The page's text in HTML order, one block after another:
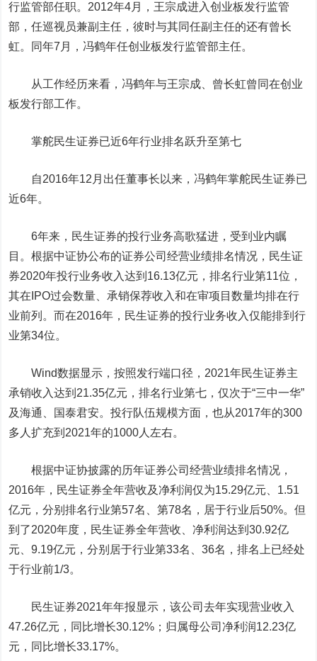
行监管部任职。2012年4月，王宗成进入创业板发行监管
部，任巡视员兼副主任，彼时与其同任副主任的还有曾长
虹。同年7月，冯鹤年任创业板发行监管部主任。
从工作经历来看，冯鹤年与王宗成、曾长虹曾同在创业
板发行部工作。
掌舵民生证券已近6年行业排名跃升至第七
自2016年12月出任董事长以来，冯鹤年掌舵民生证券已
近6年。
6年来，民生证券的投行业务高歌猛进，受到业内瞩
目。根据中证协公布的证券公司经营业绩排名情况，民生证
券2020年投行业务收入达到16.13亿元，排名行业第11位，
其在IPO过会数量、承销保荐收入和在审项目数量均排在行
业前列。而在2016年，民生证券的投行业务收入仅能排到行
业第34位。
Wind数据显示，按照发行端口径，2021年民生证券主
承销收入达到21.35亿元，排名行业第七，仅次于“三中一华”
及海通、
国泰君安。投行队伍规模方面，也从2017年的300
多人扩充到2021年的1000人左右。
根据中证协披露的历年证券公司经营业绩排名情况，
2016年，民生证券全年营收及净利润仅为15.29亿元、1.51
亿元，分别排名行业第57名、第78名，居于行业后50%。但
到了2020年度，民生证券全年营收、净利润达到30.92亿
元、9.19亿元，分别居于行业第33名、36名，排名上已经处
于行业前1/3。
民生证券2021年年报显示，该公司去年实现营业收入
47.26亿元，同比增长30.12%；归属母公司净利润12.23亿
元，同比增长33.17%。